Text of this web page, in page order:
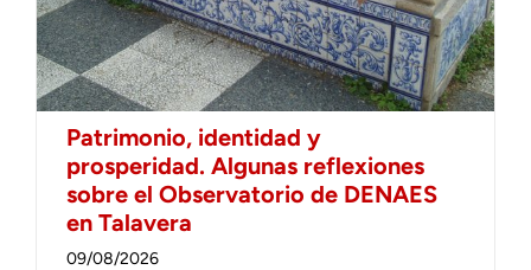
Patrimonio, identidad y
prosperidad. Algunas reflexiones
sobre el Observatorio de DENAES
en Talavera
09/08/2026